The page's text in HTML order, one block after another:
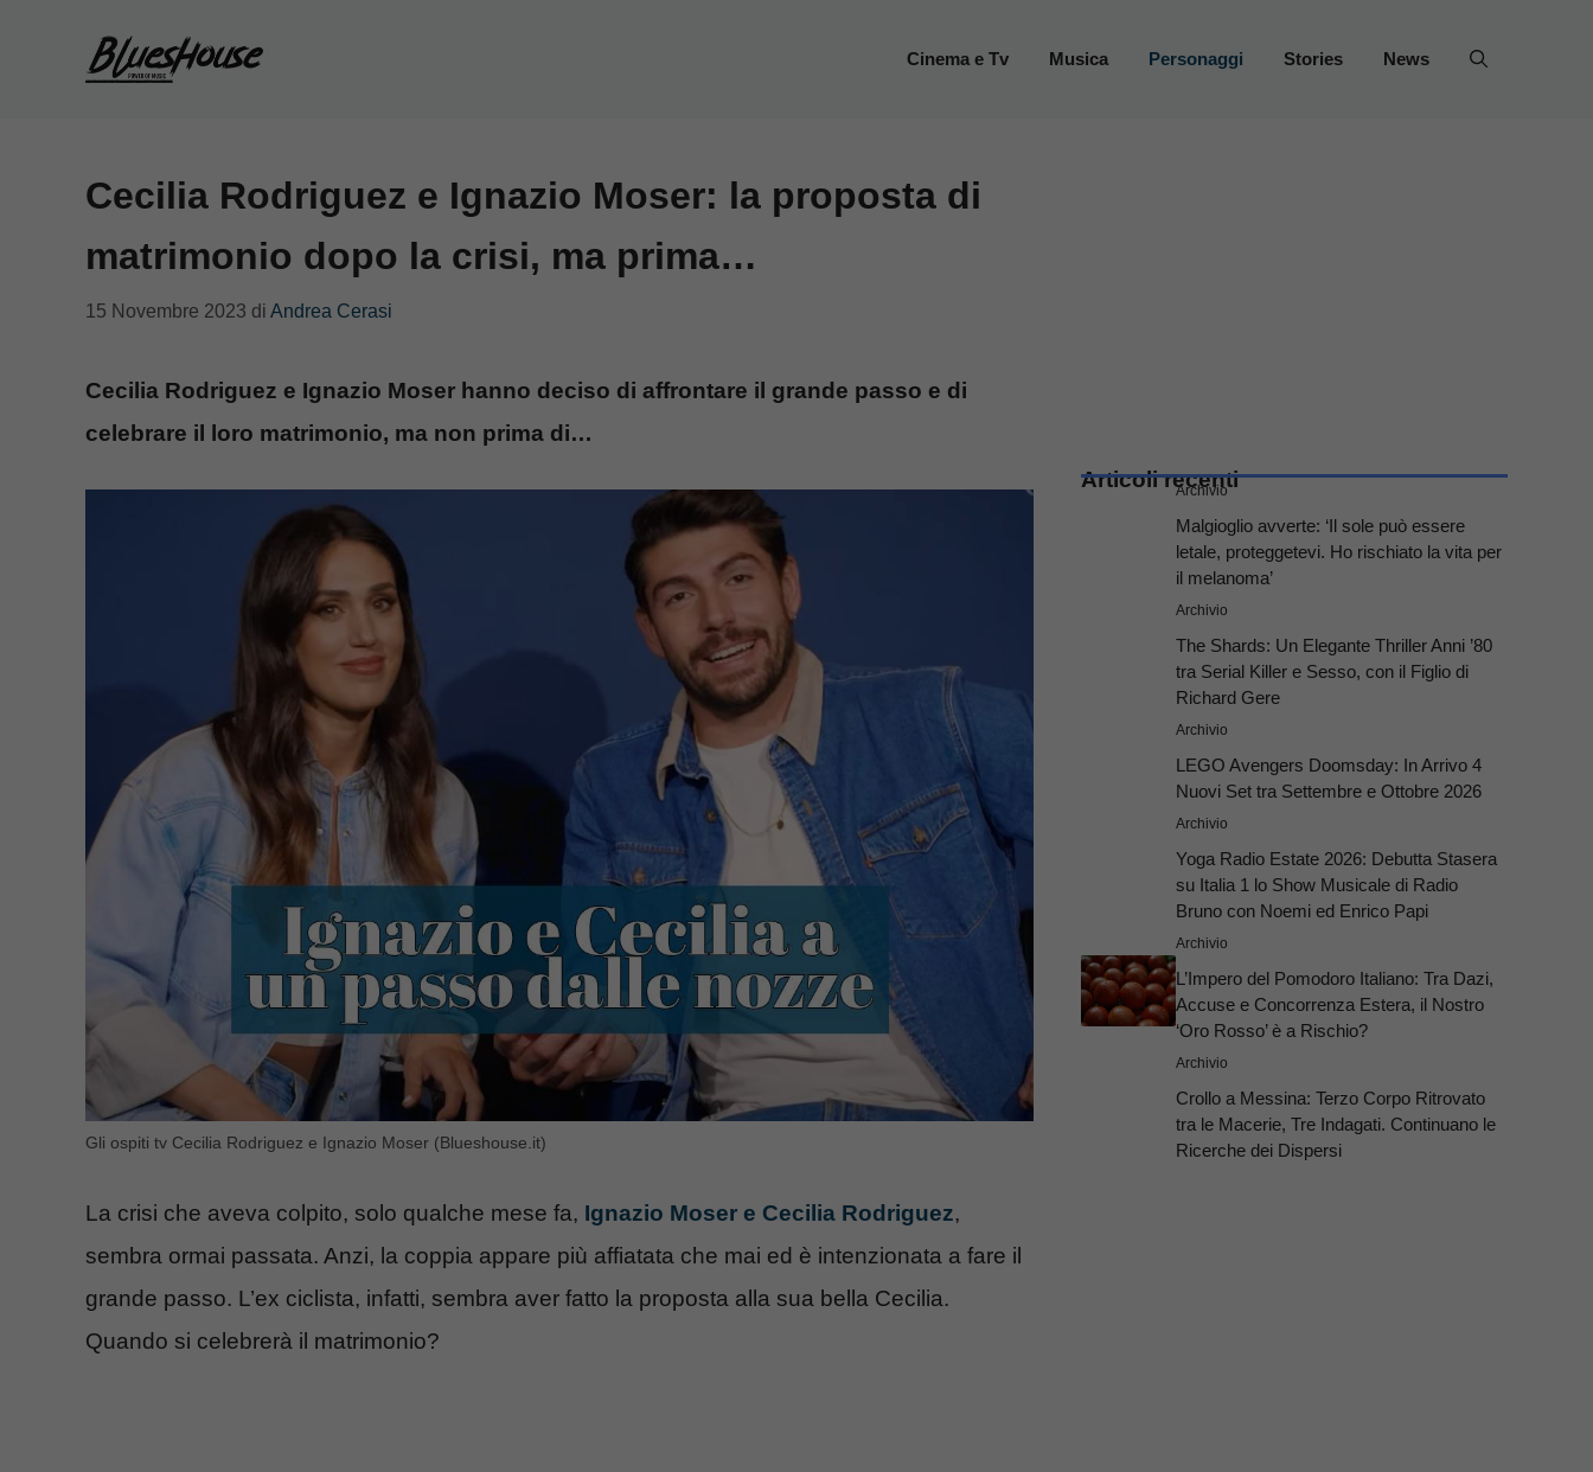
Cinema e Tv Musica Personaggi Stories News
Cecilia Rodriguez e Ignazio Moser: la proposta di
matrimonio dopo la crisi, ma prima…
15 Novembre 2023 di Andrea Cerasi
Cecilia Rodriguez e Ignazio Moser hanno deciso di affrontare il grande passo e di
celebrare il loro matrimonio, ma non prima di…
Gli ospiti tv Cecilia Rodriguez e Ignazio Moser (Blueshouse.it)
La crisi che aveva colpito, solo qualche mese fa, Ignazio Moser e Cecilia Rodriguez,
sembra ormai passata. Anzi, la coppia appare più affiatata che mai ed è intenzionata a fare il
grande passo. L’ex ciclista, infatti, sembra aver fatto la proposta alla sua bella Cecilia.
Quando si celebrerà il matrimonio?
Articoli recenti
Archivio
Malgioglio avverte: ‘Il sole può essere
letale, proteggetevi. Ho rischiato la vita per
il melanoma’
Archivio
The Shards: Un Elegante Thriller Anni ’80
tra Serial Killer e Sesso, con il Figlio di
Richard Gere
Archivio
LEGO Avengers Doomsday: In Arrivo 4
Nuovi Set tra Settembre e Ottobre 2026
Archivio
Yoga Radio Estate 2026: Debutta Stasera
su Italia 1 lo Show Musicale di Radio
Bruno con Noemi ed Enrico Papi
Archivio
L’Impero del Pomodoro Italiano: Tra Dazi,
Accuse e Concorrenza Estera, il Nostro
‘Oro Rosso’ è a Rischio?
Archivio
Crollo a Messina: Terzo Corpo Ritrovato
tra le Macerie, Tre Indagati. Continuano le
Ricerche dei Dispersi